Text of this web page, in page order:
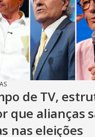
de TV,
que alianças
nas eleições